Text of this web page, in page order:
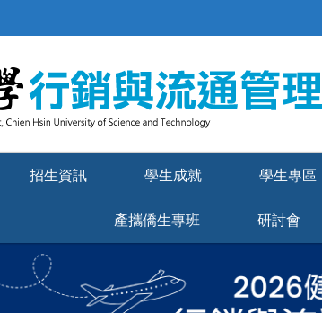
招生資訊 學生成就 學生專區
產攜僑生專班 研討會